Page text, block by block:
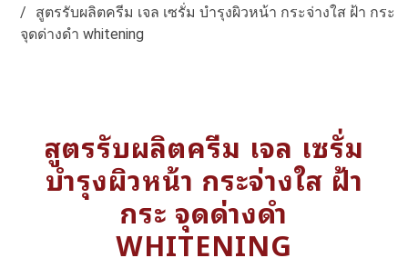
สูตรรับผลิตครีม เจล เซรั่ม บำรุงผิวหน้า กระจ่างใส ฝ้า กระ
จุดด่างดำ whitening
สูตรรับผลิตครีม เจล เซรั่ม
บำรุงผิวหน้า กระจ่างใส ฝ้า
กระ จุดด่างดำ
WHITENING